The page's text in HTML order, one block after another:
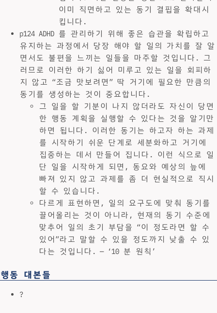
이미 직면하고 있는 동기 결핍을 확대시
킵니다.
p124 ADHD 를 관리하기 위해 좋은 습관을 확립하고
유지하는 과정에서 당장 해야 할 일의 가치를 잘 알
면서도 불편을 느끼는 일들을 마주할 것입니다. 그
러므로 이러한 하기 싫어 미루고 있는 일을 회피하
지 않고 “조금 맛보려면” 딱 거기에 필요한 만큼의
동기를 생성하는 것이 중요합니다.
그 일을 할 기분이 나지 않더라도 자신이 당면
한 행동 계획을 실행할 수 있다는 것을 알기만
하면 됩니다. 이러한 동기는 하고자 하는 과제
를 시작하기 쉬운 단계로 세분화하고 거기에
집중하는 데서 만들어 집니다. 이런 식으로 일
단 일을 시작하게 되면, 동요와 예상의 늪에
빠져 있지 않고 과제를 좀 더 현실적으로 직시
할 수 있습니다.
다르게 표현하면, 일의 요구도에 맞춰 동기를
끌어올리는 것이 아니라, 현재의 동기 수준에
맞추어 일의 초기 부담을 “이 정도라면 할 수
있어”라고 말할 수 있을 정도까지 낮출 수 있
다는 것입니다. — ‘10 분 원칙’
행동 대본들
?